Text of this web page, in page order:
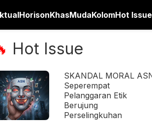
HorisonKhasMudaKolomHot Issue
Hot Issue
SKANDAL MORAL
Seperempat
Pelanggaran Etik
Berujung
Perselingkuhan